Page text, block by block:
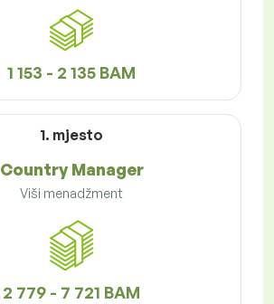
1 153 - 2 135 BAM
1. mjesto
Country Manager
Viši menadžment
2 779 - 7 721 BAM